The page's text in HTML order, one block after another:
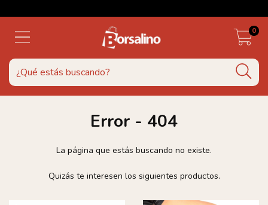
0
Error - 404
La página que estás buscando no existe.
Quizás te interesen los siguientes productos.